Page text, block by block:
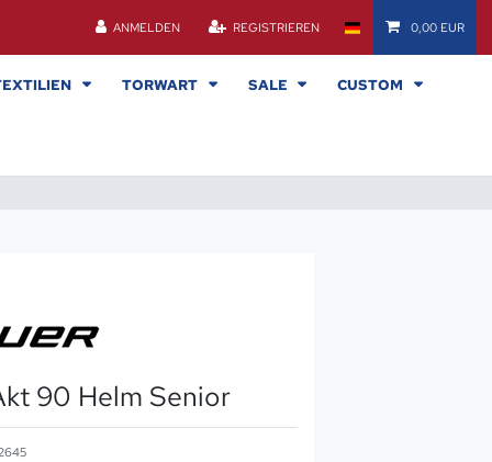
ANMELDEN REGISTRIEREN 0,00 EUR
TORWART SALE CUSTOM
90 Helm Senior